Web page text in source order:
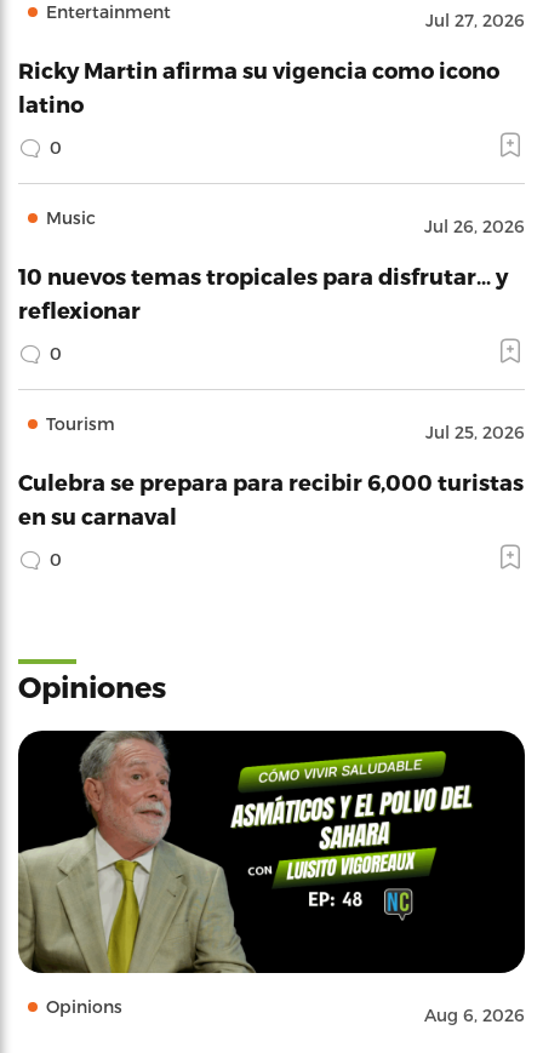
Entertainment Jul 27, 2026
Ricky Martin afirma su vigencia como icono
latino
0
Music Jul 26, 2026
10 nuevos temas tropicales para disfrutar… y
reflexionar
0
Tourism Jul 25, 2026
Culebra se prepara para recibir 6,000 turistas
en su carnaval
0
Opiniones
Opinions Aug 6, 2026